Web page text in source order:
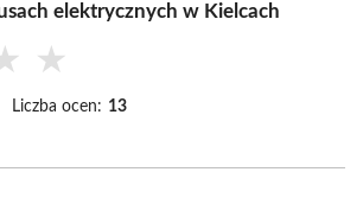
elektrycznych w Kielcach
★
Liczba ocen: 13